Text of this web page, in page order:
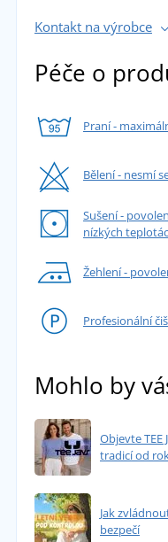
Kontakt na výrobce
Péče o
Praní -
Bělení - nesmí
Sušení -
nízkých
Žehlení -
Profesionální
Mohlo by
Objevte TEE
tradicí od
Jak
bezpečí